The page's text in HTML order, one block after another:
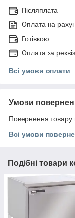
Післяплата
Оплата на
Готівкою
Оплата за
Всі умови оплати
Умови
Повернення товару
Всі умови
Подібні товари